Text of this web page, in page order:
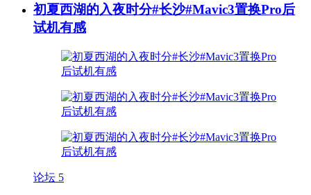
初夏西湖的入夜时分#长沙#Mavic3置换Pro后
试机有感
论坛 5